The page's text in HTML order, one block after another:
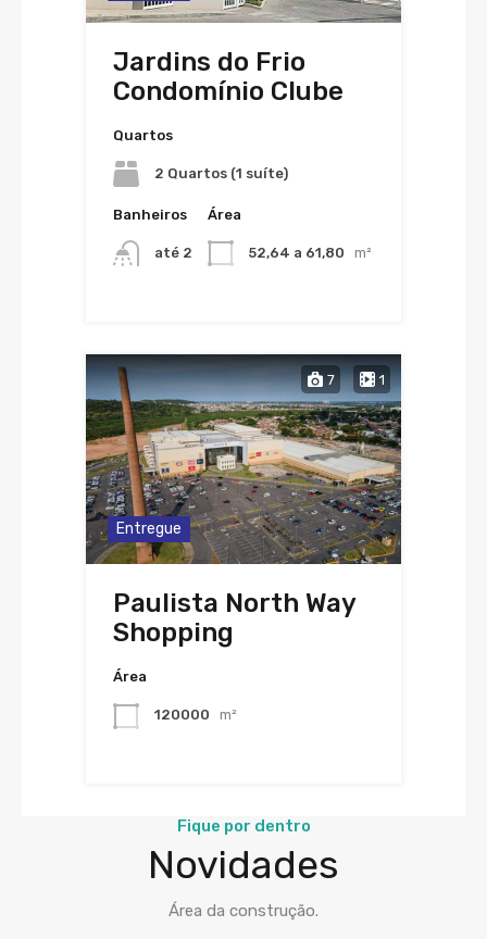
Jardins do Frio
Condomínio Clube
Quartos
2 Quartos (1 suíte)
Banheiros
até 2
Área
52,64 a 61,80 m²
7 1
Entregue
Paulista North Way
Shopping
Área
120000 m²
Fique por dentro
Novidades
Área da construção.